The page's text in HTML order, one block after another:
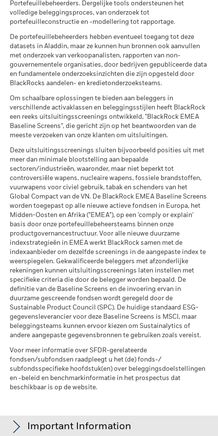
Het rendement is weergegeven na aftrek van de lopende
kosten. Instap-/uitstapvergoedingen worden niet in
aanmerking genomen bij de berekening.
De getoonde cijfers hebben betrekking op de prestaties in het
verleden.In het verleden behaalde resultaten vormen geen
betrouwbare indicator voor toekomstige resultaten. Markten
kunnen zich in de toekomst heel anders ontwikkelen. Het kan
werd beheerd
De prestaties worden weergegeven op basis van de netto-
inventariswaarde (NIW), waarbij de bruto-inkomsten, indien
van toepassing, worden herbelegd. Het rendement van uw
valutaschommelingen als uw belegging wordt gedaan in een
andere valuta dan die gebruikt in de berekening van de
prestaties in het verleden. Bron: Blackrock
derivaten, die gebruikt kunnen worden om marktposities te
verhogen of te verlagen en/of voor risicobeheer. Allocaties
kunnen worden gewijzigd.
Scenario's
Stressscenario
Wat u kunt terugkrijgen na aftrek van
Gemiddeld rendement per jaar
Ongunstig
Wat u kunt terugkrijgen na aftrek van
Gemiddeld rendement per jaar
Gematigd
Wat u kunt terugkrijgen na aftrek van
Gemiddeld rendement per jaar
Gunstig
Wat u kunt terugkrijgen na aftrek van
Het stressscenario laat zien wat u zou kunnen terugkrijgen in
extreme marktomstandigheden.
duurzaamheidsmaatstaven.
CCC)
per 17/jul/2026
MSCI ESG-kwaliteitsscore (0-
10)
7,61
Wereldwijde classificatie van
fondsen door Lipper
per 17/jul/2026
Equity Japan
MSCI Gewogen Gemiddelde
Koolstofintensiteit (ton CO2-
per 17/jul/2026
53,78
MSCI ESG % Dekking
per 17/jul/2026
MSCI ESG-kwaliteitsscore –
Percentiel peer
per 17/jul/2026
Fondsen in peergroup
per 17/jul/2026
MSCI Gewogen Gemiddelde
Koolstofintensiteit % Dekking
per 17/jul/2026
94,81
Alle data komen van MSCI ESG Fund Ratings per
17/jul/2026, op basis van posities per 31/mrt/2026. De
duurzaamheidskenmerken van het fonds kunnen bijgevolg
van tijd tot tijd verschillen van de MSCI ESG Fund Ratings.
Om in MSCI ESG Fund Ratings te worden opgenomen, moet
65% (of 50% voor obligatiefondsen en geldmarktfondsen)
van de brutoweging van het fonds komen van effecten die
door MSCI ESG Research zijn geanalyseerd (bepaalde
contante posities en andere activasoorten die door MSCI voor
ESG-analyse niet relevant worden geacht, worden verwijderd
behandeld als niet-geanalyseerd), moeten de posities van
het fonds minder dan een jaar oud zijn en moet het fonds
wapens
per 30/jun/2026
MSCI – Kernwapens
per 30/jun/2026
0,00%
MSCI – Vuurwapens voor
civiel gebruik
per 30/jun/2026
per 30/jun/2026
MSCI – Overtreders van
Global Compact van de VN
per 30/jun/2026
0,00%
MSCI – Ketelkool
per 30/jun/2026
0,00%
MSCI – Oliezand
per 30/jun/2026
Betrokkenheid van
bedrijfsleven Dekking
per 30/jun/2026
Percentage niet-gedekt
Fonds
per 30/jun/2026
0,00%
De blootstellingen van BlackRock inzake betrokkenheid van
het bedrijfsleven, zoals hierboven weergegeven voor
Ketelkool en Oliezand, worden berekend en gerapporteerd
voor bedrijven die meer dan 5% van hun inkomsten
genereren uit ketelkool of oliezand zoals bepaald door MSCI
inkomsten genereren uit ketelkool of oliezand (met een
inkomstendrempel van 0%), zoals bepaald door MSCI ESG
Research, geldt het volgende: voor ketelkool 2,45% en voor
oliezand 0,00%.
betrokkenheid van elk bedrijf verstrekt. BlackRock maakt
worden genomen.
(English)
Alle documenten
Portefeuillebeheerders. Dergelijke tools ondersteunen het
volledige beleggingsproces, van onderzoek tot
portefeuilleconstructie en -modellering tot rapportage.
De portefeuillebeheerders hebben eventueel toegang tot deze
datasets in Aladdin, maar ze kunnen hun bronnen ook aanvullen
met onderzoek van verkoopanalisten, rapporten van non-
gouvernementele organisaties, door bedrijven gepubliceerde data
en fundamentele onderzoeksinzichten die zijn opgesteld door
BlackRocks aandelen- en kredietonderzoeksteams.
Om schaalbare oplossingen te bieden aan beleggers in
verschillende activaklassen en beleggingsstijlen heeft BlackRock
een reeks uitsluitingsscreenings ontwikkeld, "BlackRock EMEA
Baseline Screens”, die gericht zijn op het beantwoorden van de
meeste verzoeken van onze klanten om uitsluitingen.
Deze uitsluitingsscreenings sluiten bijvoorbeeld posities uit met
meer dan minimale blootstelling aan bepaalde
sectoren/industrieën, waaronder, maar niet beperkt tot
controversiële wapens, nucleaire wapens, fossiele brandstoffen,
vuurwapens voor civiel gebruik, tabak en schenders van het
Global Compact van de VN. De BlackRock EMEA Baseline Screens
worden toegepast op alle nieuwe actieve fondsen in Europa, het
Midden-Oosten en Afrika ("EMEA"), op een 'comply or explain'
basis door onze portefeuillebeheersteams binnen onze
productgovernancestructuur. Voor alle nieuwe duurzame
indexstrategieën in EMEA werkt BlackRock samen met de
indexaanbieder om dezelfde screenings in de aangepaste index te
weerspiegelen. Gekwalificeerde beleggers met afzonderlijke
rekeningen kunnen uitsluitingsscreenings laten instellen met
specifieke criteria die door de belegger worden bepaald. De
definitie van de Baseline Screens en de invoering ervan in
duurzame gescreende fondsen wordt geregeld door de
Sustainable Product Council (SPC). De huidige standaard ESG-
gegevensleverancier voor deze Baseline Screens is MSCI, maar
beleggingsteams kunnen ervoor kiezen om Sustainalytics of
andere aangepaste gegevensbronnen te gebruiken zoals vereist.
Voor meer informatie over SFDR-gerelateerde
fondsen/subfondsen raadpleegt u het (de) fonds-/
subfondsspecifieke hoofdstuk(en) over beleggingsdoelstellingen
en -beleid en benchmarkinformatie in het prospectus dat
beschikbaar is op de website.
Important Information